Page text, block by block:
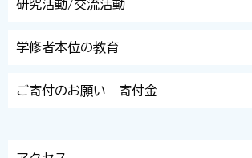
研究活動/交流活動
学修者本位の教育
ご寄付のお願い 寄付金